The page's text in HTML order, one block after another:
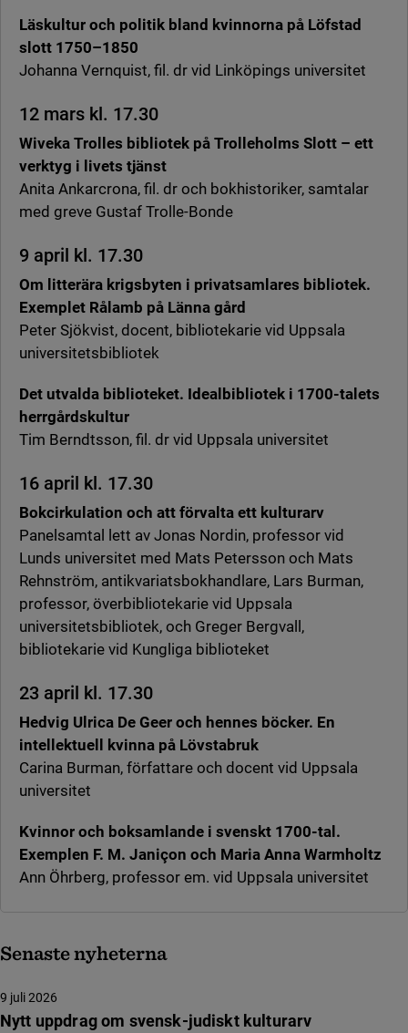
Läskultur och politik bland kvinnorna på Löfstad
slott 1750–1850
Johanna Vernquist, fil. dr vid Linköpings universitet
12 mars kl. 17.30
Wiveka Trolles bibliotek på Trolleholms Slott – ett
verktyg i livets tjänst
Anita Ankarcrona, fil. dr och bokhistoriker, samtalar
med greve Gustaf Trolle-Bonde
9 april kl. 17.30
Om litterära krigsbyten i privatsamlares bibliotek.
Exemplet Rålamb på Länna gård
Peter Sjökvist, docent, bibliotekarie vid Uppsala
universitetsbibliotek
Det utvalda biblioteket. Idealbibliotek i 1700-talets
herrgårdskultur
Tim Berndtsson, fil. dr vid Uppsala universitet
16 april kl. 17.30
Bokcirkulation och att förvalta ett kulturarv
Panelsamtal lett av Jonas Nordin, professor vid
Lunds universitet med Mats Petersson och Mats
Rehnström, antikvariatsbokhandlare, Lars Burman,
professor, överbibliotekarie vid Uppsala
universitetsbibliotek, och Greger Bergvall,
bibliotekarie vid Kungliga biblioteket
23 april kl. 17.30
Hedvig Ulrica De Geer och hennes böcker. En
intellektuell kvinna på Lövstabruk
Carina Burman, författare och docent vid Uppsala
universitet
Kvinnor och boksamlande i svenskt 1700-tal.
Exemplen F. M. Janiçon och Maria Anna Warmholtz
Ann Öhrberg, professor em. vid Uppsala universitet
Senaste nyheterna
Nytt uppdrag om svensk-judiskt kulturarv
9 juli 2026